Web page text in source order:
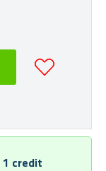
1 credit